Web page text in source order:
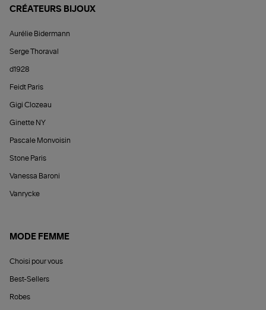
CRÉATEURS BIJOUX
Aurélie Bidermann
Serge Thoraval
d1928
Feidt Paris
Gigi Clozeau
Ginette NY
Pascale Monvoisin
Stone Paris
Vanessa Baroni
Vanrycke
MODE FEMME
Choisi pour vous
Best-Sellers
Robes